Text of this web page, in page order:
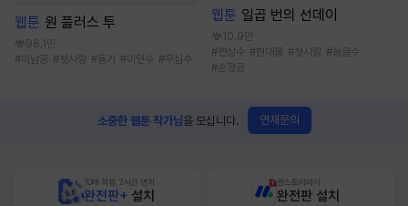
웹툰 원 플러스 투
96.1만
#미남공 #첫사랑 #동거 #미인수 #무심수
웹툰 일곱 번의 선데이
10.9만
#연상수 #현대물 #첫사랑 #능글수
#순정공
소중한 웹툰 작가님을 모십니다. 연재문의
10배 적립, 2시간 먼저
완전판+ 설치
원스토어에서
완전판 설치